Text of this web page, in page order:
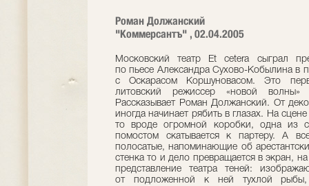
Роман Должанский
"Коммерсантъ" , 02.04.2005
Московский театр Et cetera сыграл
по пьесе Александра Сухово-Кобылина в
с Оскарасом Коршуновасом. Это
литовский режиссер «новой волны»
Рассказывает Роман Должанский. От
иногда начинает рябить в глазах. На
то вроде огромной коробки, одна из
помостом скатывается к партеру. А
полосатые, напоминающие об
стенка то и дело превращается в экран,
представление театра теней:
от подложенной к ней тухлой рыбы,